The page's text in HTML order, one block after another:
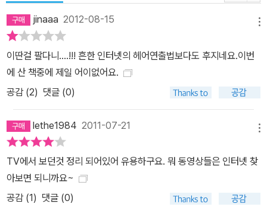
jinaaa 2012-08-15
이딴걸 팔다니....!!! 흔한 인터넷의 헤어연출법보다도 후지네요.이번
에 산 책중에 제일 어이없어요.
공감 (2) 댓글 (0)
lethe1984 2011-07-21
TV에서 보던것 정리 되어있어 유용하구요. 뭐 동영상들은 인터넷 찾
아보면 되니까요~
공감 (1) 댓글 (0)